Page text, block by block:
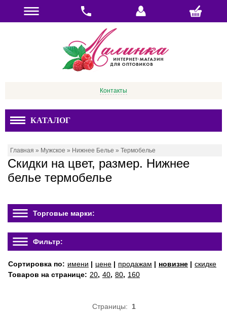
Контакты
КАТАЛОГ
Главная » Мужское » Нижнее Белье » Термобелье
Скидки на цвет, размер. Нижнее
белье термобелье
Торговые марки:
Фильтр:
Сортировка по: имени | цене | продажам | новизне | скидке
Товаров на странице: 20, 40, 80, 160
Страницы: 1